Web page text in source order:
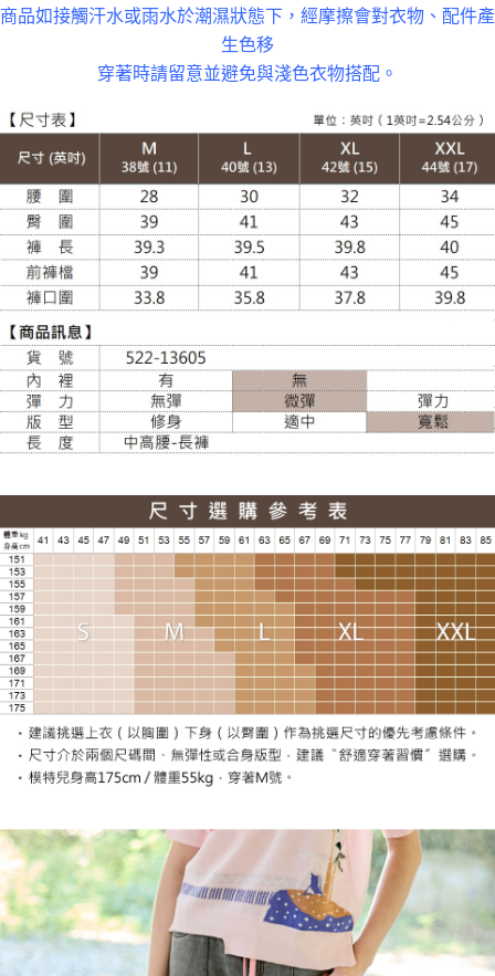
大嘴鳥宅配通
每筆NT$100，滿NT$988(含以上)免運費
每筆NT$120
商品如接觸汗水或雨水於潮濕狀態下，經摩擦會對衣物、配件產
生色移
穿著時請留意並避免與淺色衣物搭配。